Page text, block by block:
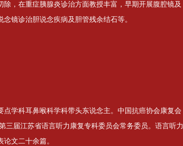
，在重症胰腺炎诊治方面教授丰富，早期开展腹腔镜及
镜诊治胆说念疾病及胆管残余结石等。
学科耳鼻喉科学科带头东说念主。中国抗癌协会康复会
三届江苏省语言听力康复专科委员会常务委员。语言听力
文二十余篇。